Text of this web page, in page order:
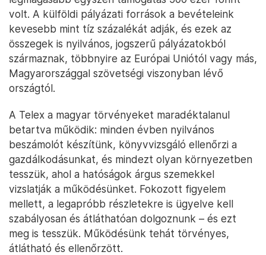
volt. A külföldi pályázati források a bevételeink
kevesebb mint tíz százalékát adják, és ezek az
összegek is nyilvános, jogszerű pályázatokból
származnak, többnyire az Európai Uniótól vagy más,
Magyarországgal szövetségi viszonyban lévő
országtól.
A Telex a magyar törvényeket maradéktalanul
betartva működik: minden évben nyilvános
beszámolót készítünk, könyvvizsgáló ellenőrzi a
gazdálkodásunkat, és mindezt olyan környezetben
tesszük, ahol a hatóságok árgus szemekkel
vizslatják a működésünket. Fokozott figyelem
mellett, a legapróbb részletekre is ügyelve kell
szabályosan és átláthatóan dolgoznunk – és ezt
meg is tesszük. Működésünk tehát törvényes,
átlátható és ellenőrzött.